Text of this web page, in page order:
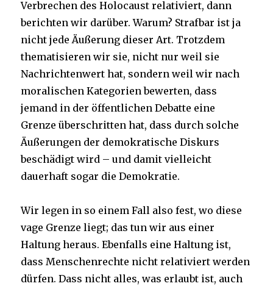
Verbrechen des Holocaust relativiert, dann
berichten wir darüber. Warum? Strafbar ist ja
nicht jede Äußerung dieser Art. Trotzdem
thematisieren wir sie, nicht nur weil sie
Nachrichtenwert hat, sondern weil wir nach
moralischen Kategorien bewerten, dass
jemand in der öffentlichen Debatte eine
Grenze überschritten hat, dass durch solche
Äußerungen der demokratische Diskurs
beschädigt wird – und damit vielleicht
dauerhaft sogar die Demokratie.
Wir legen in so einem Fall also fest, wo diese
vage Grenze liegt; das tun wir aus einer
Haltung heraus. Ebenfalls eine Haltung ist,
dass Menschenrechte nicht relativiert werden
dürfen. Dass nicht alles, was erlaubt ist, auch